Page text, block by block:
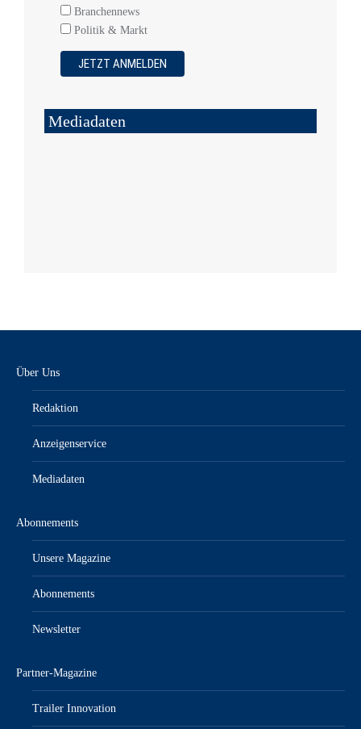
Branchennews
Politik & Markt
Mediadaten
Über Uns
Redaktion
Anzeigenservice
Mediadaten
Abonnements
Unsere Magazine
Abonnements
Newsletter
Partner-Magazine
Trailer Innovation